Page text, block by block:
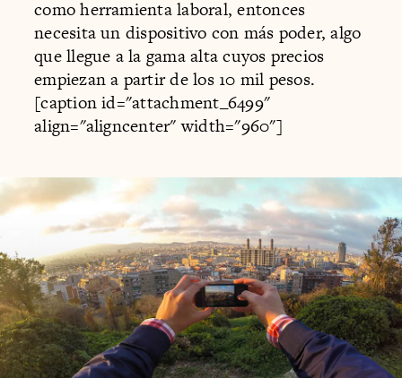
como herramienta laboral, entonces
necesita un dispositivo con más poder, algo
que llegue a la gama alta cuyos precios
empiezan a partir de los 10 mil pesos.
[caption id="attachment_6499"
align="aligncenter" width="960"]